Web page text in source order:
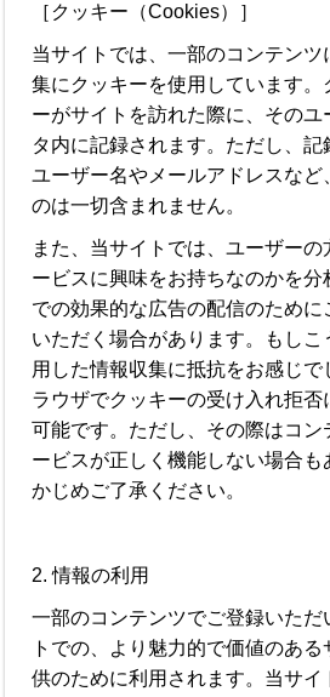
［クッキー（Cookies）］
当サイトでは、一部のコンテンツ
集にクッキーを使用しています
ーがサイトを訪れた際に、そのユ
タ内に記録されます。ただし、記
ユーザー名やメールアドレスなど
のは一切含まれません。
また、当サイトでは、ユーザー
ービスに興味をお持ちなのかを分
での効果的な広告の配信のために
いただく場合があります。もしこ
用した情報収集に抵抗をお感じ
ラウザでクッキーの受け入れ拒否
可能です。ただし、その際はコン
ービスが正しく機能しない場合も
かじめご了承ください。
2. 情報の利用
一部のコンテンツでご登録いただ
トでの、より魅力的で価値のあ
供のために利用されます。当サイ